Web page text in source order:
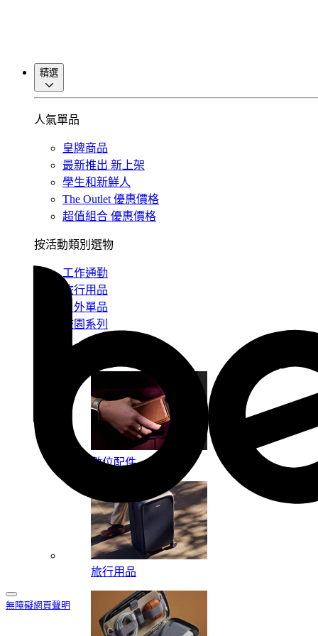
無障礙網頁聲明
精選
人氣單品
皇牌商品
最新推出 新上架
學生和新鮮人
The Outlet 優惠價格
超值組合 優惠價格
按活動類別選物
工作通勤
旅行用品
戶外單品
校園系列
數位配件
旅行用品